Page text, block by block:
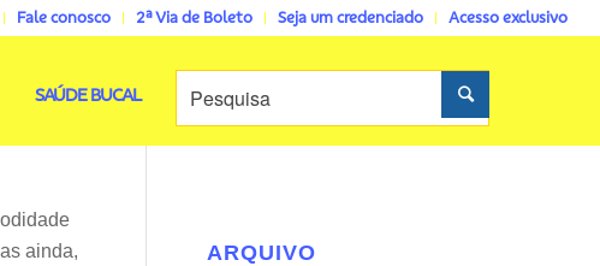
Fale conosco 2ª Via de Boleto Seja um credenciado Acesso exclusivo
SAÚDE BUCAL
ainda,
ARQUIVO